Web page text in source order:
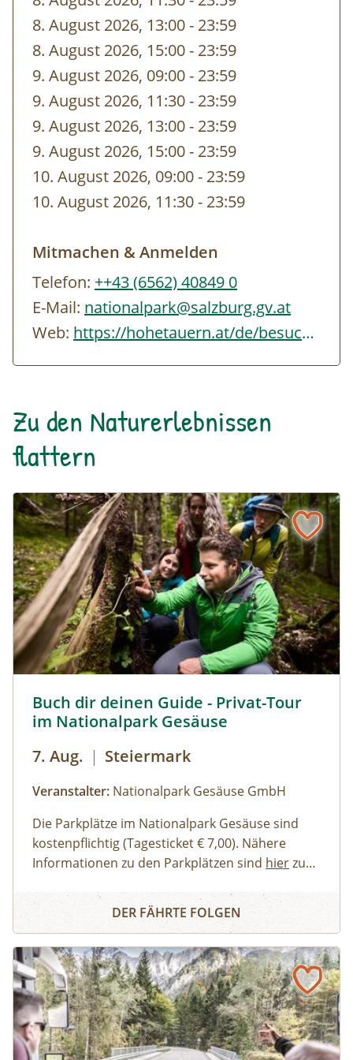
gebuchten Zeit von unseren
MitarbeiterInnen vor dem Eingang abgeholt.
8. August 2026, 13:00- bis
23:59
8. August 2026, 15:00- bis
23:59
9. August 2026, 09:00- bis
23:59
9. August 2026, 11:30- bis
23:59
9. August 2026, 13:00- bis
23:59
9. August 2026, 15:00- bis
23:59
10. August 2026, 09:00- bis
23:59
10. August 2026, 11:30- bis
23:59
Mitmachen & Anmelden
Telefon: ++43 (6562) 40849 0
E-Mail: nationalpark@salzburg.gv.at
Web:
https://hohetauern.at/de/besuchen/tourenangebote.html#/erlebnisse/SBG/CD837A88-…
Zu den Naturerlebnissen
flattern
Buch dir deinen Guide - Privat-Tour
im Nationalpark Gesäuse
7. Aug. | Steiermark
Veranstalter: Nationalpark Gesäuse GmbH
Die Parkplätze im Nationalpark Gesäuse sind
kostenpflichtig (Tagesticket € 7,00). Nähere
Informationen zu den Parkplätzen sind hierzu
den Nationalpark Gesäuse stehen
zur
Familien, Erwachsene mit Kindern
Kinder und Jugendliche
Buch dir deinen Guide - Privat-Tour im Nationalpark
DER FÄHRTE FOLGEN